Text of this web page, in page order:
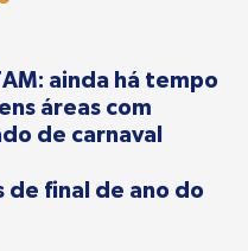
ainda há tempo
áreas com
de carnaval
de final de ano do